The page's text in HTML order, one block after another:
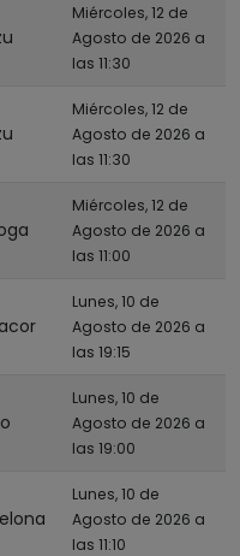
Miércoles, 12 de
Agosto de 2026 a
las 11:30
Miércoles, 12 de
Agosto de 2026 a
las 11:30
Miércoles, 12 de
Agosto de 2026 a
las 11:00
Lunes, 10 de
Agosto de 2026 a
las 19:15
Lunes, 10 de
Agosto de 2026 a
las 19:00
Lunes, 10 de
Agosto de 2026 a
las 11:10